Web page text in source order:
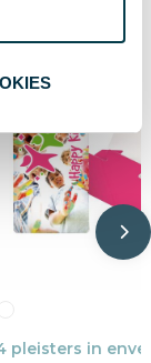
pleisters in